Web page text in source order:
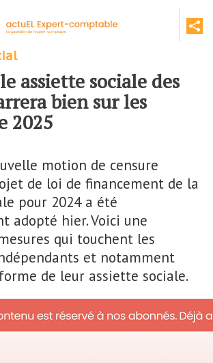
assiette sociale des
bien sur les
2025
motion de censure
de loi de financement de la
pour 2024 a été
adopté hier. Voici une
qui touchent les
et notamment
de leur assiette sociale.